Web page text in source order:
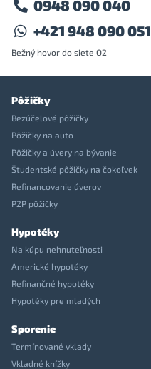
0948 090 040
+421 948 090 051
Bežný hovor do siete O2
Pôžičky
Bezúčelové pôžičky
Pôžičky na auto
Pôžičky a úvery na bývanie
Študentské pôžičky na čokoľvek
Refinancovanie úverov
P2P pôžičky
Hypotéky
Na kúpu nehnuteľnosti
Americké hypotéky
Refinančné hypotéky
Hypotéky pre mladých
Sporenie
Termínované vklady
Vkladné knížky